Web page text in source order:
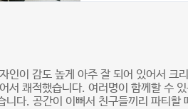
인이 감도 높게 아주 잘 되어 있어서 크
서 쾌적했습니다. 여러명이 함께할 수
니다. 공간이 이뻐서 친구들끼리 파티할